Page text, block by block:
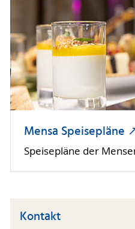
Mensa Speisepläne
Speisepläne der
Kontakt